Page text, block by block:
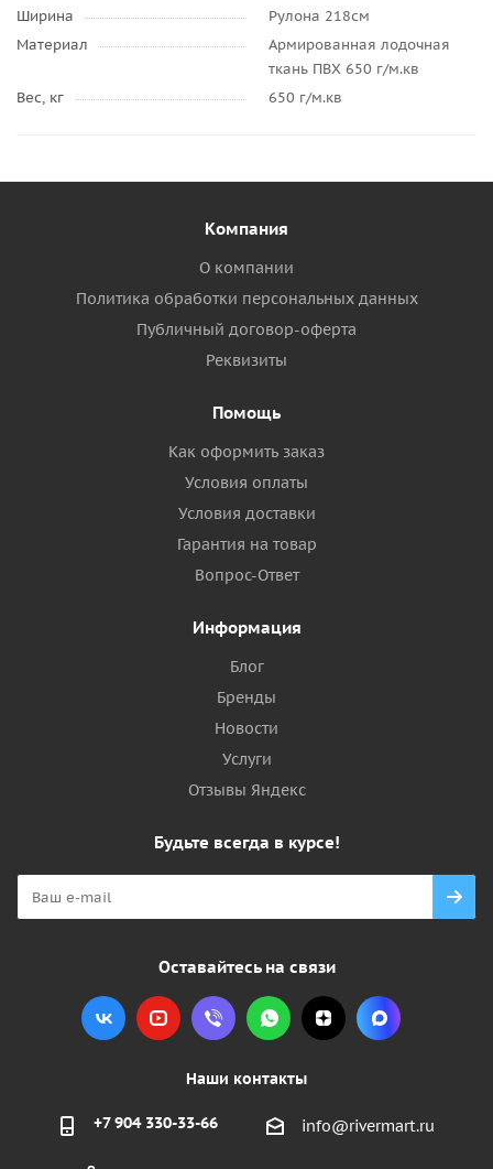
Ширина
Рулона 218см
Материал
Армированная лодочная
ткань ПВХ 650 г/м.кв
Вес, кг
650 г/м.кв
Компания
О компании
Политика обработки персональных данных
Публичный договор-оферта
Реквизиты
Помощь
Как оформить заказ
Условия оплаты
Условия доставки
Гарантия на товар
Вопрос-Ответ
Информация
Блог
Бренды
Новости
Услуги
Отзывы Яндекс
Будьте всегда в курсе!
Оставайтесь на связи
Наши контакты
+7 904 330-33-66 info@rivermart.ru